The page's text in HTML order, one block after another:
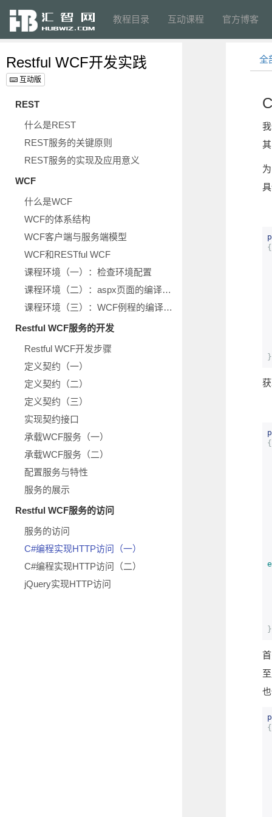
教程目录 互动课程 官方博客
Restful WCF开发实践
互动版
REST
什么是REST
REST服务的关键原则
REST服务的实现及应用意义
WCF
什么是WCF
WCF的体系结构
WCF客户端与服务端模型
WCF和RESTful WCF
课程环境（一）：检查环境配置
课程环境（二）：aspx页面的编译运行
课程环境（三）：WCF例程的编译运行
Restful WCF服务的开发
Restful WCF开发步骤
定义契约（一）
定义契约（二）
定义契约（三）
实现契约接口
承载WCF服务（一）
承载WCF服务（二）
配置服务与特性
服务的展示
Restful WCF服务的访问
服务的访问
C#编程实现HTTP访问（一）
C#编程实现HTTP访问（二）
jQuery实现HTTP访问
全
{
}
{
}
{